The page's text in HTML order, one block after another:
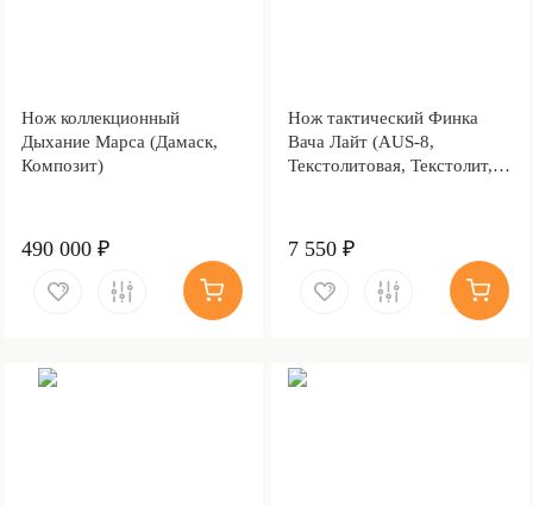
Нож коллекционный
Дыхание Марса (Дамаск,
Композит)
490 000 ₽
Нож тактический Финка
Вача Лайт (AUS-8,
Текстолитовая, Текстолит,
7 550 ₽